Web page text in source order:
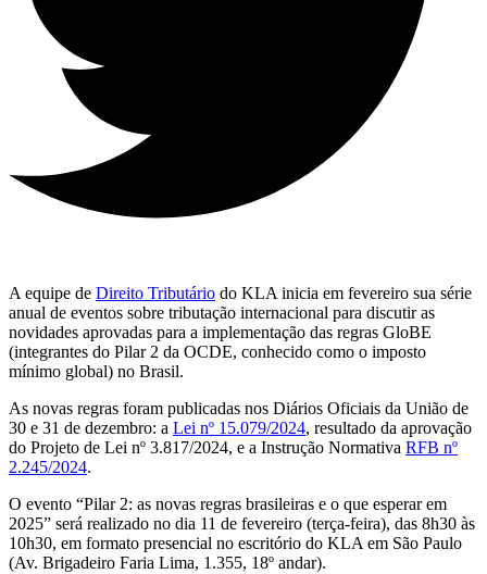
A equipe de Direito Tributário do KLA inicia em fevereiro sua série
anual de eventos sobre tributação internacional para discutir as
novidades aprovadas para a implementação das regras GloBE
(integrantes do Pilar 2 da OCDE, conhecido como o imposto
mínimo global) no Brasil.
As novas regras foram publicadas nos Diários Oficiais da União de
30 e 31 de dezembro: a Lei nº 15.079/2024, resultado da aprovação
do Projeto de Lei nº 3.817/2024, e a Instrução Normativa RFB nº
2.245/2024.
O evento “Pilar 2: as novas regras brasileiras e o que esperar em
2025” será realizado no dia 11 de fevereiro (terça-feira), das 8h30 às
10h30, em formato presencial no escritório do KLA em São Paulo
(Av. Brigadeiro Faria Lima, 1.355, 18º andar).